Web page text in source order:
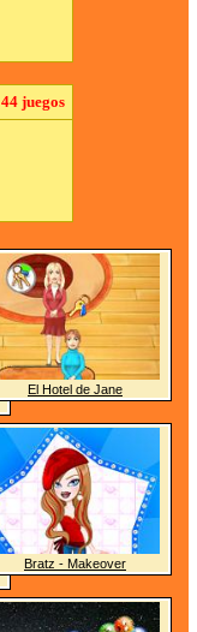
44 juegos
El Hotel de Jane
Bratz - Makeover